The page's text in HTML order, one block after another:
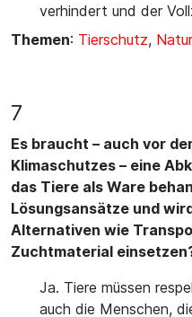
verhindert und der
Themen: Tierschutz,
7
Es braucht – auch vor
Klimaschutzes – eine
das Tiere als Ware
Lösungsansätze und
Alternativen wie
Zuchtmaterial
Ja. Tiere müssen
auch die Menschen,